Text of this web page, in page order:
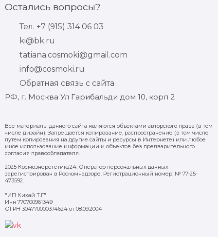
Остались вопросы?
Тел. +7 (915) 314 06 03
ki@bk.ru
tatiana.cosmoki@gmail.com
info@cosmoki.ru
Обратная связь с сайта
РФ, г. Москва Ул Гарибальди дом 10, корп 2
Все материалы данного сайта являются объектами авторского права (в том
числе дизайн). Запрещается копирование, распространение (в том числе
путем копирования на другие сайты и ресурсы в Интернете) или любое
иное использование информации и объектов без предварительного
согласия правообладателя.
2025 Космоэнерегетика24. Оператор персональных данных
зарегистрирован в Роскомнадзоре. Регистрационный номер: № 77-25-
473592.
"ИП Кихай Т.Г"
Инн 770700961349
ОГРН 304770000374624 от 08.09.2004